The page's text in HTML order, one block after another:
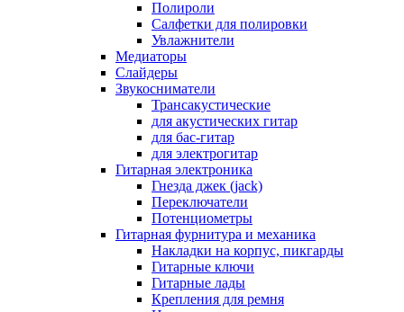
Полироли
Салфетки для полировки
Увлажнители
Медиаторы
Слайдеры
Звукосниматели
Трансакустические
для акустических гитар
для бас-гитар
для электрогитар
Гитарная электроника
Гнезда джек (jack)
Переключатели
Потенциометры
Гитарная фурнитура и механика
Накладки на корпус, пикгарды
Гитарные ключи
Гитарные лады
Крепления для ремня